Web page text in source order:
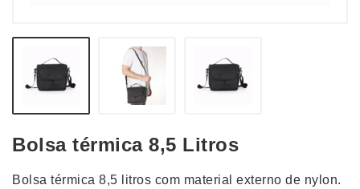
Bolsa térmica 8,5 Litros
Bolsa térmica 8,5 litros com material externo de nylon.